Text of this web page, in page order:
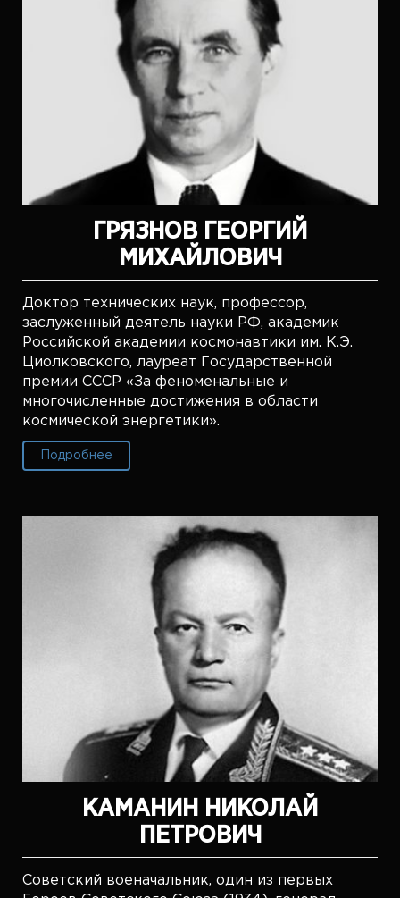
ГРЯЗНОВ ГЕОРГИЙ
МИХАЙЛОВИЧ
Доктор технических наук, профессор,
заслуженный деятель науки РФ, академик
Российской академии космонавтики им. К.Э.
Циолковского, лауреат Государственной
премии СССР «За феноменальные и
многочисленные достижения в области
космической энергетики».
Подробнее
КАМАНИН НИКОЛАЙ
ПЕТРОВИЧ
Советский военачальник, один из первых